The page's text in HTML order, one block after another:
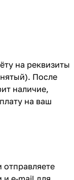
на реквизиты
После
наличие,
на ваш
отправляете